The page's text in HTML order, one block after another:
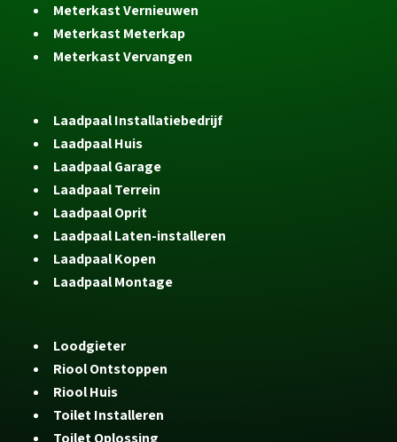
Meterkast Vernieuwen
Meterkast Meterkap
Meterkast Vervangen
Laadpaal Installatiebedrijf
Laadpaal Huis
Laadpaal Garage
Laadpaal Terrein
Laadpaal Oprit
Laadpaal Laten-installeren
Laadpaal Kopen
Laadpaal Montage
Loodgieter
Riool Ontstoppen
Riool Huis
Toilet Installeren